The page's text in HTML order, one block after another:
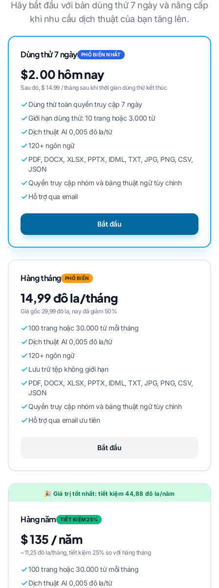
Hãy bắt đầu với bản dùng thử 7 ngày và nâng cấp
khi nhu cầu dịch thuật của bạn tăng lên.
Dùng thử 7 ngày PHỔ BIẾN NHẤT
$2.00 hôm nay
Sau đó, $ 14.99 / tháng sau khi thời gian dùng thử kết thúc
Dùng thử toàn quyền truy cập 7 ngày
Giới hạn dùng thử: 10 trang hoặc 3.000 từ
Dịch thuật AI 0,005 đô la/từ
120+ ngôn ngữ
PDF, DOCX, XLSX, PPTX, IDML, TXT, JPG, PNG, CSV,
JSON
Quyền truy cập nhóm và bảng thuật ngữ tùy chỉnh
Hỗ trợ qua email
Bắt đầu
Hàng tháng PHỔ BIẾN
14,99 đô la/tháng
Giá gốc 29,99 đô la, nay đã giảm 50%
100 trang hoặc 30.000 từ mỗi tháng
Dịch thuật AI 0,005 đô la/từ
120+ ngôn ngữ
Lưu trữ tệp không giới hạn
PDF, DOCX, XLSX, PPTX, IDML, TXT, JPG, PNG, CSV,
JSON
Quyền truy cập nhóm và bảng thuật ngữ tùy chỉnh
Hỗ trợ qua email ưu tiên
Bắt đầu
🎉 Giá trị tốt nhất: tiết kiệm 44,88 đô la/năm
Hàng năm TIẾT KIỆM 25%
$ 135 / năm
~11,25 đô la/tháng, tiết kiệm 25% so với hàng tháng
100 trang hoặc 30.000 từ mỗi tháng
Dịch thuật AI 0,005 đô la/từ